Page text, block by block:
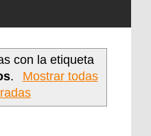
con la etiqueta
.
Mostrar todas